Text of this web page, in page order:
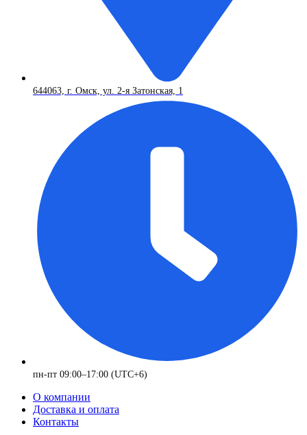
644063, г. Омск, ул. 2-я Затонская, 1
пн-пт 09:00–17:00 (UTC+6)
О компании
Доставка и оплата
Контакты